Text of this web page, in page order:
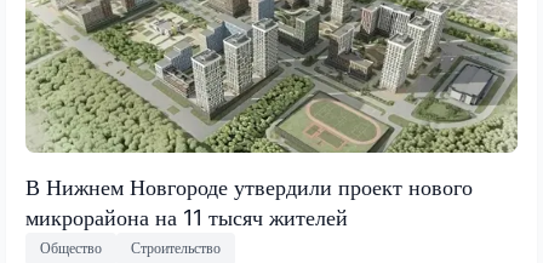
В Нижнем Новгороде утвердили проект нового
микрорайона на 11 тысяч жителей
Общество Строительство